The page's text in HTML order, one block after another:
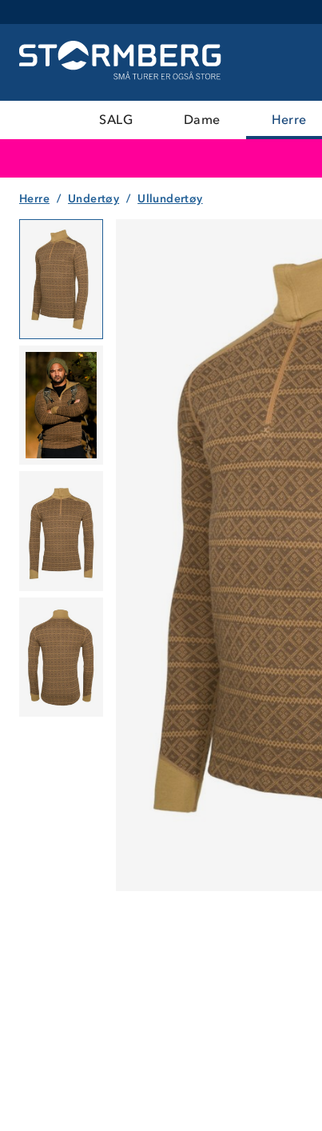
SALG Dame Herre
Herre Undertøy Ullundertøy